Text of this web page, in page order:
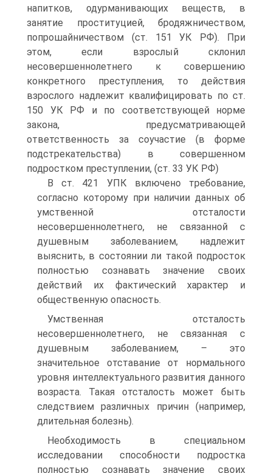
напитков, одурманивающих веществ, в
занятие проституцией, бродяжничеством,
попрошайничеством (ст. 151 УК РФ). При
этом, если взрослый склонил
несовершеннолетнего к совершению
конкретного преступления, то действия
взрослого надлежит квалифицировать по ст.
150 УК РФ и по соответствующей норме
закона, предусматривающей
ответственность за соучастие (в форме
подстрекательства) в совершенном
подростком преступлении, (ст. 33 УК РФ)
В ст. 421 УПК включено требование,
согласно которому при наличии данных об
умственной отсталости
несовершеннолетнего, не связанной с
душевным заболеванием, надлежит
выяснить, в состоянии ли такой подросток
полностью сознавать значение своих
действий их фактический характер и
общественную опасность.
Умственная отсталость
несовершеннолетнего, не связанная с
душевным заболеванием, – это
значительное отставание от нормального
уровня интеллектуального развития данного
возраста. Такая отсталость может быть
следствием различных причин (например,
длительная болезнь).
Необходимость в специальном
исследовании способности подростка
полностью сознавать значение своих